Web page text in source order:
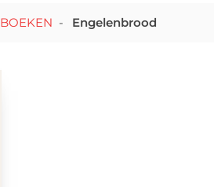
BOEKEN - Engelenbrood